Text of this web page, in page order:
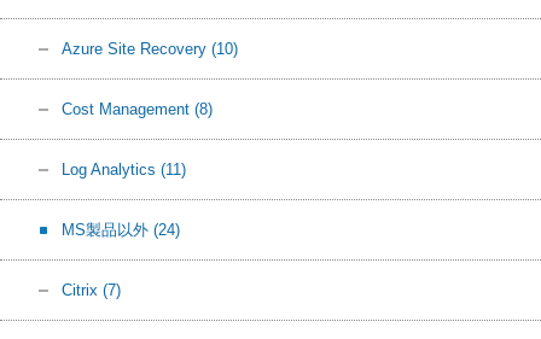
Azure Site Recovery (10)
Cost Management (8)
Log Analytics (11)
MS製品以外 (24)
Citrix (7)